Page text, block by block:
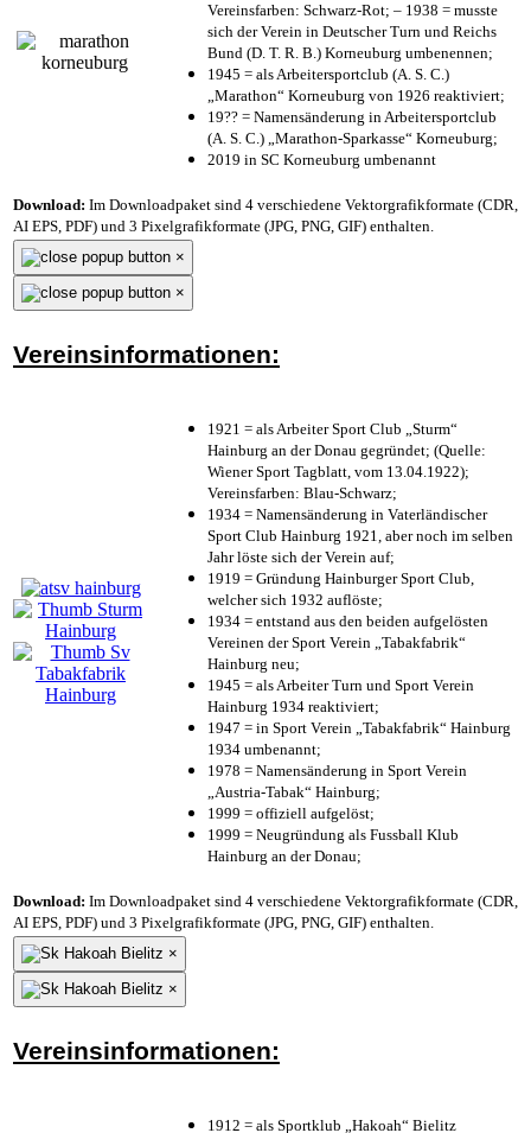
Vereinsfarben: Schwarz-Rot; – 1938 = musste
sich der Verein in Deutscher Turn und Reichs
Bund (D. T. R. B.) Korneuburg umbenennen;
1945 = als Arbeitersportclub (A. S. C.)
„Marathon“ Korneuburg von 1926 reaktiviert;
19?? = Namensänderung in Arbeitersportclub
(A. S. C.) „Marathon-Sparkasse“ Korneuburg;
2019 in SC Korneuburg umbenannt
Download: Im Downloadpaket sind 4 verschiedene Vektorgrafikformate (CDR,
AI EPS, PDF) und 3 Pixelgrafikformate (JPG, PNG, GIF) enthalten.
×
×
Vereinsinformationen:
1921 = als Arbeiter Sport Club „Sturm“
Hainburg an der Donau gegründet; (Quelle:
Wiener Sport Tagblatt, vom 13.04.1922);
Vereinsfarben: Blau-Schwarz;
1934 = Namensänderung in Vaterländischer
Sport Club Hainburg 1921, aber noch im selben
Jahr löste sich der Verein auf;
1919 = Gründung Hainburger Sport Club,
welcher sich 1932 auflöste;
1934 = entstand aus den beiden aufgelösten
Vereinen der Sport Verein „Tabakfabrik“
Hainburg neu;
1945 = als Arbeiter Turn und Sport Verein
Hainburg 1934 reaktiviert;
1947 = in Sport Verein „Tabakfabrik“ Hainburg
1934 umbenannt;
1978 = Namensänderung in Sport Verein
„Austria-Tabak“ Hainburg;
1999 = offiziell aufgelöst;
1999 = Neugründung als Fussball Klub
Hainburg an der Donau;
Download: Im Downloadpaket sind 4 verschiedene Vektorgrafikformate (CDR,
AI EPS, PDF) und 3 Pixelgrafikformate (JPG, PNG, GIF) enthalten.
×
×
Vereinsinformationen:
1912 = als Sportklub „Hakoah“ Bielitz